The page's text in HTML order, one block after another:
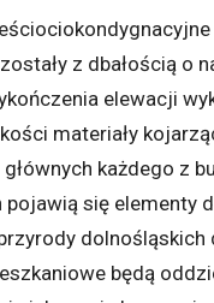
z dbałością o
elewacji
materiały
każdego z
pojawią się elementy
dolnośląskich
będą